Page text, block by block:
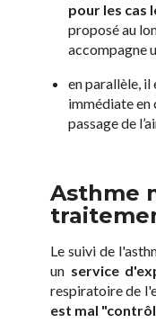
pour les cas
proposé au
accompagne
en parallèle, il
immédiate en
passage de
Asthme
Le suivi de
un service
respiratoire de
est mal